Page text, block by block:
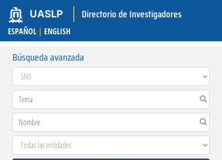
UASLP Directorio de Investigadores
ESPAÑOL | ENGLISH
Búsqueda avanzada